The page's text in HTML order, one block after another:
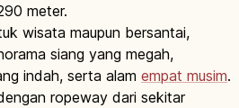
meter.
wisata maupun bersantai,
siang yang megah,
indah, serta alam empat musim.
ropeway dari sekitar